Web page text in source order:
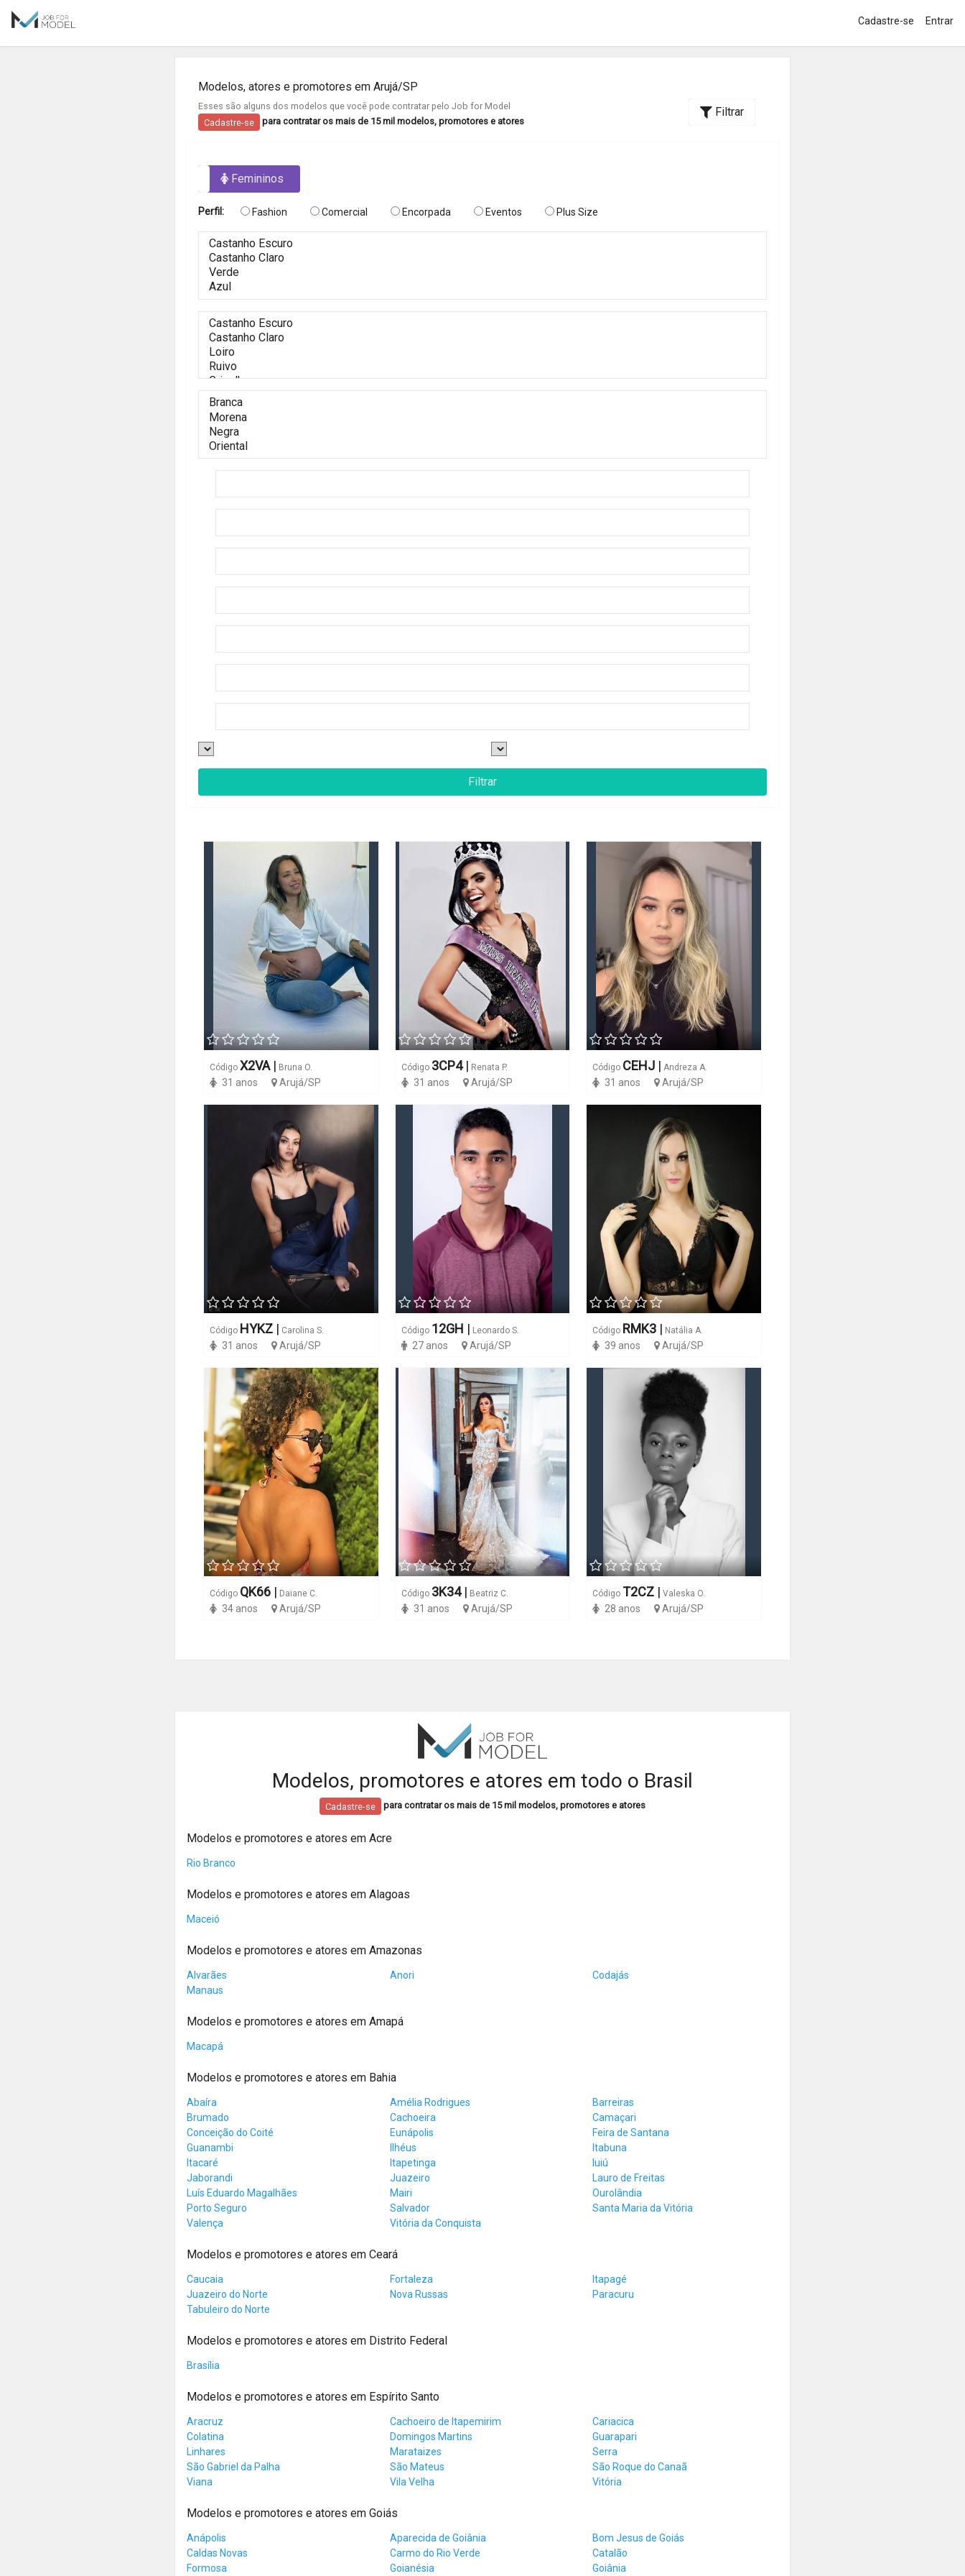
Cadastre-se Entrar
Modelos, atores e promotores em Arujá/SP
Filtrar
Esses são alguns dos modelos que você pode contratar pelo Job for Model
Cadastre-se
para contratar os mais de 15 mil modelos, promotores e atores
Femininos
Perfil: Fashion Comercial Encorpada Eventos Plus Size
Código X2VA | Bruna O.
31 anos Arujá/SP
Código 3CP4| Renata P.
31 anos Arujá/SP
Código CEHJ | Andreza A.
31 anos Arujá/SP
Código HYKZ | Carolina S.
31 anos Arujá/SP
Código 12GH | Leonardo S.
27 anos Arujá/SP
Código RMK3 | Natália A.
39 anos Arujá/SP
Código QK66 | Daiane C.
34 anos Arujá/SP
Código 3K34| Beatriz C.
31 anos Arujá/SP
Código T2CZ | Valeska O.
28 anos Arujá/SP
Modelos, promotores e atores em todo o Brasil
Cadastre-se para contratar os mais de 15 mil modelos, promotores e atores
Modelos e promotores e atores em Acre
Rio Branco
Modelos e promotores e atores em Alagoas
Maceió
Modelos e promotores e atores em Amazonas
Alvarães Anori
Codajás
Manaus
Modelos e promotores e atores em Amapá
Macapá
Modelos e promotores e atores em Bahia
Abaíra Amélia Rodrigues
Barreiras
Brumado
Cachoeira
Camaçari
Conceição do Coité
Eunápolis
Feira de Santana
Guanambi
Ilhéus
Itabuna
Itacaré
Itapetinga
Iuiú
Jaborandi
Juazeiro
Lauro de Freitas
Luís Eduardo Magalhães
Mairi
Ourolândia
Porto Seguro
Salvador
Santa Maria da Vitória
Valença
Vitória da Conquista
Modelos e promotores e atores em Ceará
Caucaia Fortaleza
Itapagé
Juazeiro do Norte
Nova Russas
Paracuru
Tabuleiro do Norte
Modelos e promotores e atores em Distrito Federal
Brasília
Modelos e promotores e atores em Espírito Santo
Aracruz Cachoeiro de Itapemirim
Cariacica
Colatina
Domingos Martins
Guarapari
Linhares
Marataizes
Serra
São Gabriel da Palha
São Mateus
São Roque do Canaã
Viana
Vila Velha Vitória
Modelos e promotores e atores em Goiás
Anápolis Aparecida de Goiânia
Bom Jesus de Goiás
Caldas Novas
Carmo do Rio Verde
Catalão
Formosa
Goianésia Goiânia